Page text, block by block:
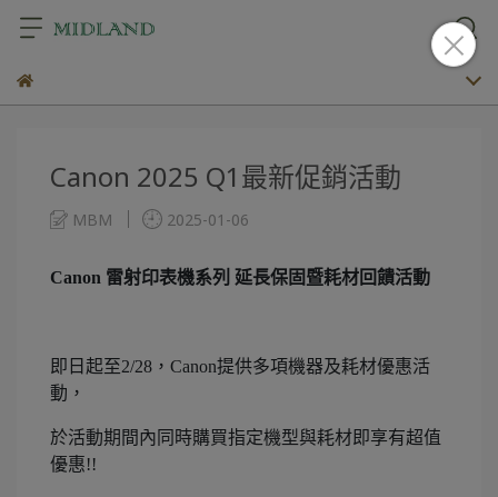
Canon 2025 Q1最新促銷活動
MBM 2025-01-06
Canon 雷射印表機系列 延長保固暨耗材回饋活動
即日起至2/28，Canon提供多項機器及耗材優惠活
動，
於活動期間內同時購買指定機型與耗材即享有超值
優惠!!